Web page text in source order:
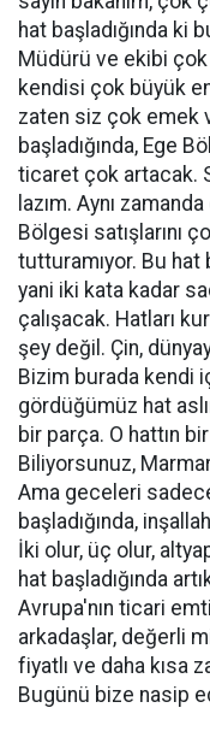
hat başladığında ki
Müdürü ve ekibi
kendisi çok büyük
zaten siz çok emek
başladığında, Ege
ticaret çok artacak.
lazım. Aynı
Bölgesi satışlarını
tutturamıyor. Bu hat
yani iki kata kadar
çalışacak. Hatları
şey değil. Çin,
Bizim burada kendi
gördüğümüz hat
bir parça. O hattın
Biliyorsunuz,
Ama geceleri
başladığında,
İki olur, üç olur,
hat başladığında
Avrupa'nın ticari
arkadaşlar, değerli
fiyatlı ve daha kısa
Bugünü bize nasip